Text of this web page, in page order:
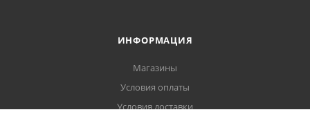
ИНФОРМАЦИЯ
Магазины
Условия оплаты
Условия доставки